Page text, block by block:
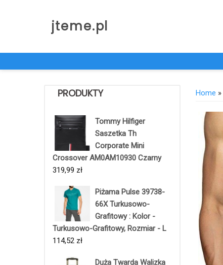
jteme.pl
PRODUKTY
Tommy Hilfiger
Saszetka Th
Corporate Mini
Crossover AM0AM10930 Czarny
319,99 zł
Piżama Pulse 39738-
66X Turkusowo-
Grafitowy : Kolor -
Turkusowo-Grafitowy, Rozmiar - L
114,52 zł
Duża Twarda Walizka
Home »